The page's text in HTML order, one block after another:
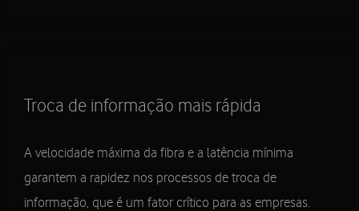
Troca de informação mais rápida
A velocidade máxima da fibra e a latência mínima
garantem a rapidez nos processos de troca de
informação, que é um fator crítico para as empresas.